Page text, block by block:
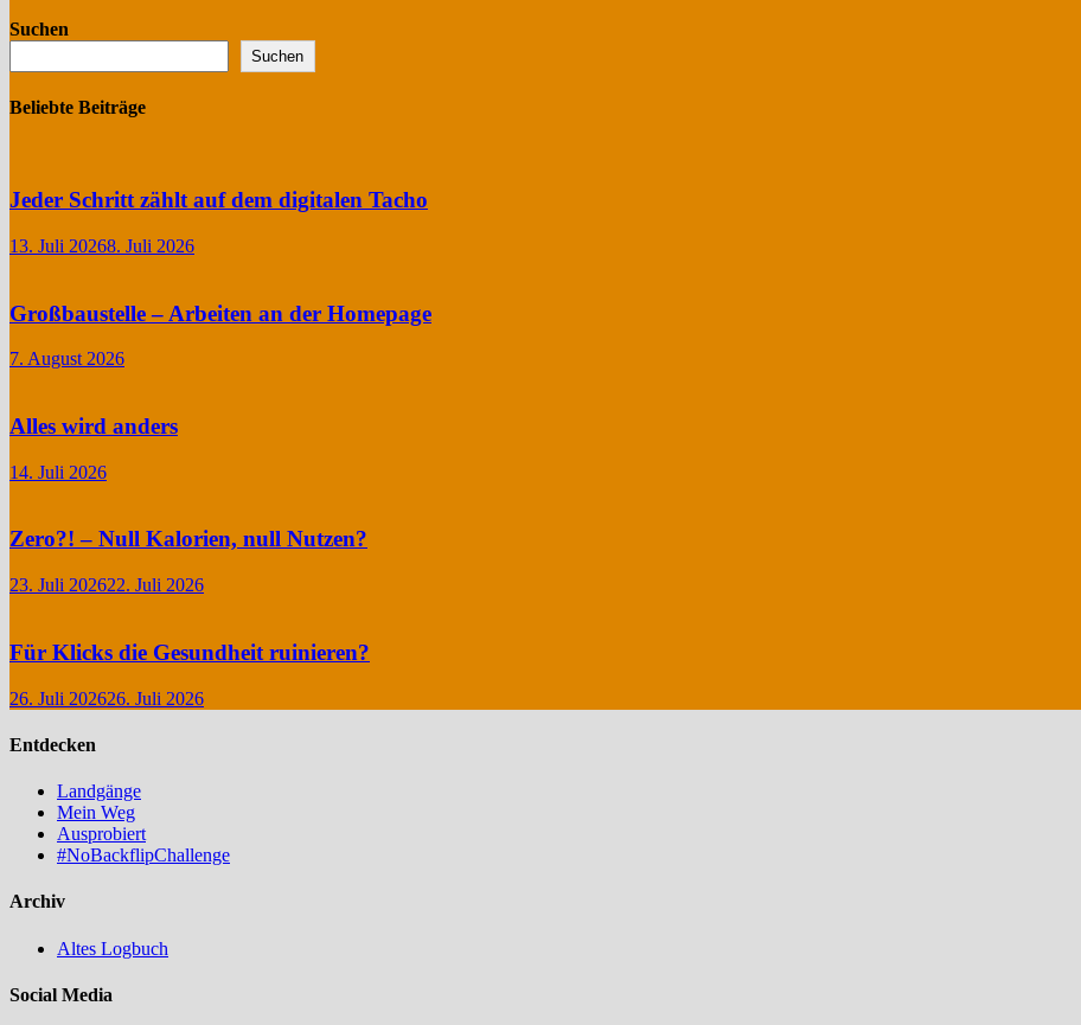
Suchen
Suchen
Beliebte Beiträge
Jeder Schritt zählt auf dem digitalen Tacho
13. Juli 20268. Juli 2026
Großbaustelle – Arbeiten an der Homepage
7. August 2026
Alles wird anders
14. Juli 2026
Zero?! – Null Kalorien, null Nutzen?
23. Juli 202622. Juli 2026
Für Klicks die Gesundheit ruinieren?
26. Juli 202626. Juli 2026
Entdecken
Landgänge
Mein Weg
Ausprobiert
#NoBackflipChallenge
Archiv
Altes Logbuch
Social Media